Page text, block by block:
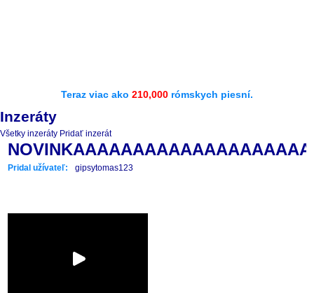
Teraz viac ako 210,000 rómskych piesní.
Inzeráty
Všetky inzeráty Pridať inzerát
Pridal užívateľ: gipsytomas123